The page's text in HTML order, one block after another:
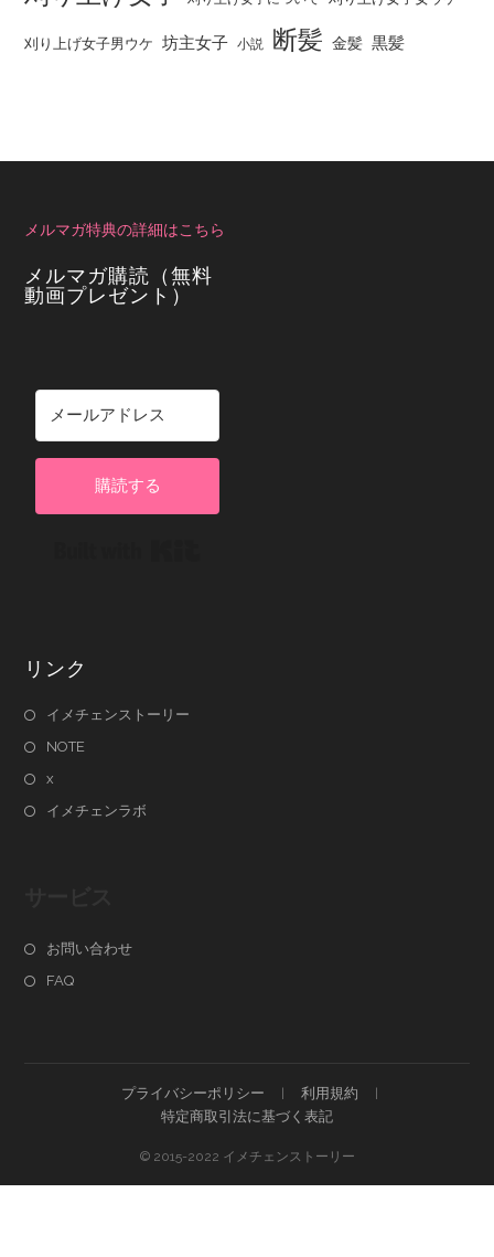
刈り上げ女子男ウケ 坊主女子 小説 断髪 金髪 黒髪
メルマガ特典の詳細はこちら
メルマガ購読（無料
動画プレゼント）
購読する
リンク
イメチェンストーリー
NOTE
x
イメチェンラボ
お問い合わせ
FAQ
プライバシーポリシー
利用規約
特定商取引法に基づく表記
© 2015-2022 イメチェンストーリー